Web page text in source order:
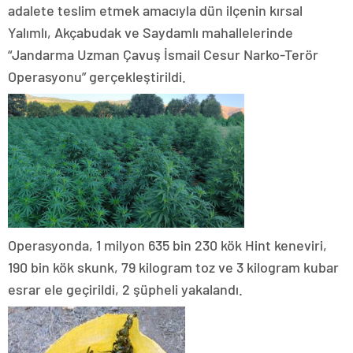
adalete teslim etmek amacıyla dün ilçenin kırsal
Yalımlı, Akçabudak ve Saydamlı mahallelerinde
“Jandarma Uzman Çavuş İsmail Cesur Narko-Terör
Operasyonu” gerçekleştirildi.
Operasyonda, 1 milyon 635 bin 230 kök Hint keneviri,
190 bin kök skunk, 79 kilogram toz ve 3 kilogram kubar
esrar ele geçirildi, 2 şüpheli yakalandı.